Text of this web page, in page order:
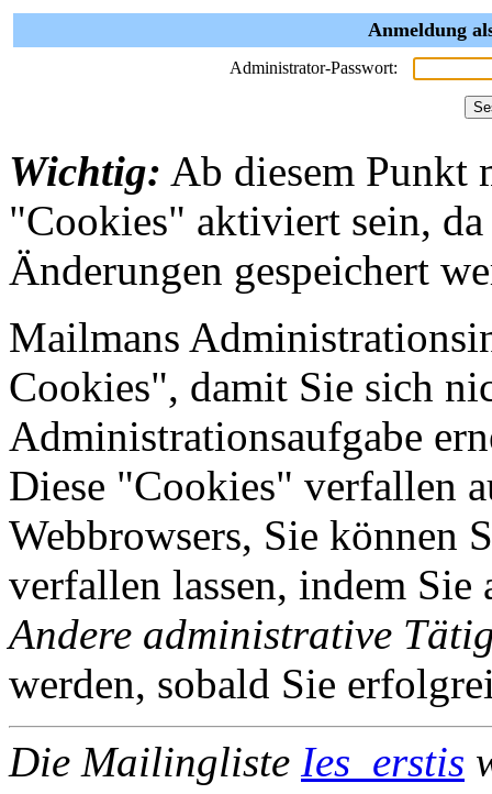
Anmeldung
Administrator-Passwort:
Wichtig: Ab diesem Punkt
"Cookies" aktiviert sein,
Änderungen gespeichert
Mailmans
Cookies", damit Sie sich
Administrationsaufgabe
Diese "Cookies" verfallen
Webbrowsers, Sie können
verfallen lassen, indem
Andere administrative
werden, sobald Sie
Die Mailingliste Ies_erstis